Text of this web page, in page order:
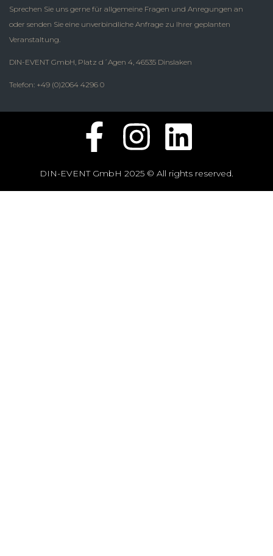
Sprechen Sie uns gerne für allgemeine Fragen und Anregungen an
oder senden Sie eine unverbindliche Anfrage zu Ihrer geplanten
Veranstaltung.
DIN-EVENT GmbH, Platz d´Agen 4, 46535 Dinslaken
Telefon: +49 (0)2064 4296 0
DIN-EVENT GmbH 2025 © All rights reserved.